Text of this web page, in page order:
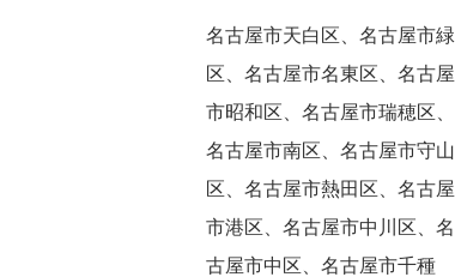
名古屋市天白区、名古屋市緑
区、名古屋市名東区、名古屋
市昭和区、名古屋市瑞穂区、
名古屋市南区、名古屋市守山
区、名古屋市熱田区、名古屋
市港区、名古屋市中川区、名
古屋市中区、名古屋市千種